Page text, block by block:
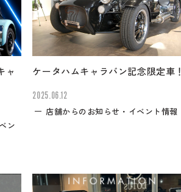
ャ
ン
ケータハムキャラバン記念限定車！
2025.06.12
店舗からのお知らせ・イベント情報